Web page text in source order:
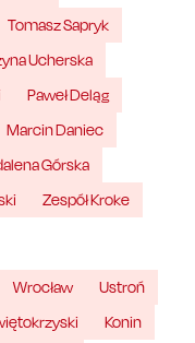
Tomasz Sapryk
Ucherska
Paweł Deląg
Marcin Daniec
Górska
Zespół Kroke
Wrocław
Ustroń
Konin